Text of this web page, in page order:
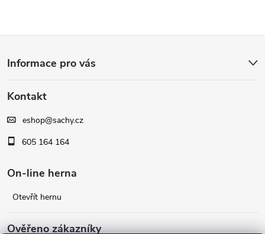
p
a
Informace pro vás
Kontakt
eshop@sachy.cz
605 164 164
On-line herna
Otevřít hernu
Ověřeno zákazníky